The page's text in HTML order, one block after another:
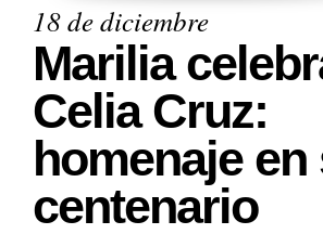
18 de diciembre
Marilia
Celia Cruz:
homenaje en
centenario